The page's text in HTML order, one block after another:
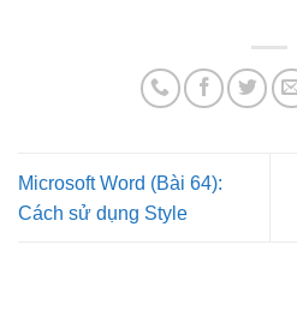
Microsoft Word (Bài 64):
Cách sử dụng Style